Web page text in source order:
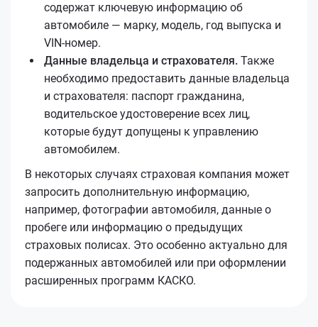
содержат ключевую информацию об
автомобиле — марку, модель, год выпуска и
VIN-номер.
Данные владельца и страхователя. Также
необходимо предоставить данные владельца
и страхователя: паспорт гражданина,
водительское удостоверение всех лиц,
которые будут допущены к управлению
автомобилем.
В некоторых случаях страховая компания может
запросить дополнительную информацию,
например, фотографии автомобиля, данные о
пробеге или информацию о предыдущих
страховых полисах. Это особенно актуально для
подержанных автомобилей или при оформлении
расширенных программ КАСКО.